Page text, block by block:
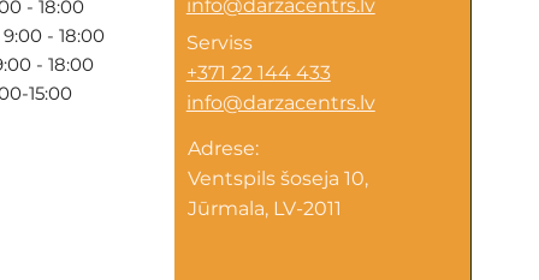
- 18:00
- 18:00
- 18:00
15:00
info@darzacentrs.lv
Serviss
+371 22 144 433
info@darzacentrs.lv
Adrese:
Ventspils šoseja 10,
Jūrmala, LV-2011